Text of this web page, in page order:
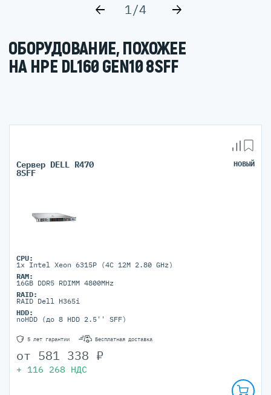
1/4
ОБОРУДОВАНИЕ, ПОХОЖЕЕ
НА HPE DL160 GEN10 8SFF
Сервер DELL R470
8SFF
НОВЫЙ
CPU:
1x Intel Xeon 6315P (4C 12M 2.80 GHz)
RAM:
16GB DDR5 RDIMM 4800MHz
RAID:
RAID Dell H365i
HDD:
noHDD (до 8 HDD 2.5'' SFF)
5 лет гарантии Бесплатная доставка
от 581 338 ₽
+ 116 268 НДС